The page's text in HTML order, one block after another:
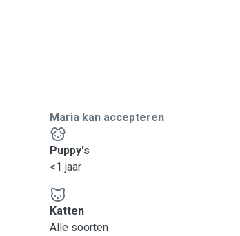
Maria kan accepteren
Puppy's
<1 jaar
Katten
Alle soorten